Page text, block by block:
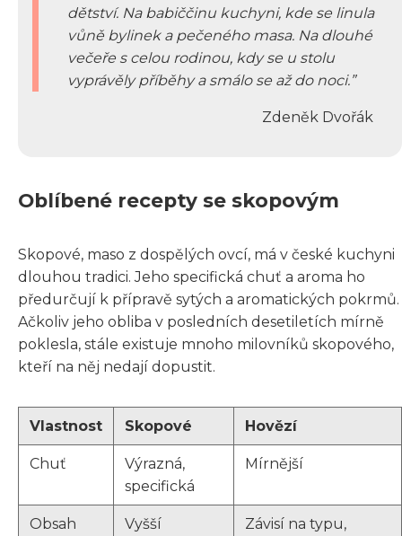
dětství. Na babiččinu kuchyni, kde se linula
vůně bylinek a pečeného masa. Na dlouhé
večeře s celou rodinou, kdy se u stolu
vyprávěly příběhy a smálo se až do noci.
Zdeněk Dvořák
Oblíbené recepty se skopovým
Skopové, maso z dospělých ovcí, má v české kuchyni
dlouhou tradici. Jeho specifická chuť a aroma ho
předurčují k přípravě sytých a aromatických pokrmů.
Ačkoliv jeho obliba v posledních desetiletích mírně
poklesla, stále existuje mnoho milovníků skopového,
kteří na něj nedají dopustit.
Vlastnost Skopové Hovězí
Chuť
Výrazná,
specifická
Mírnější
Obsah
Vyšší
Závisí na typu,